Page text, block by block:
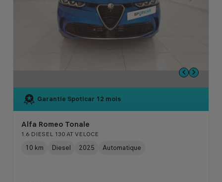
Garantie Spoticar 12 mois
Alfa Romeo Tonale
1.6 DIESEL 130 AT VELOCE
10 km Diesel 2025 Automatique